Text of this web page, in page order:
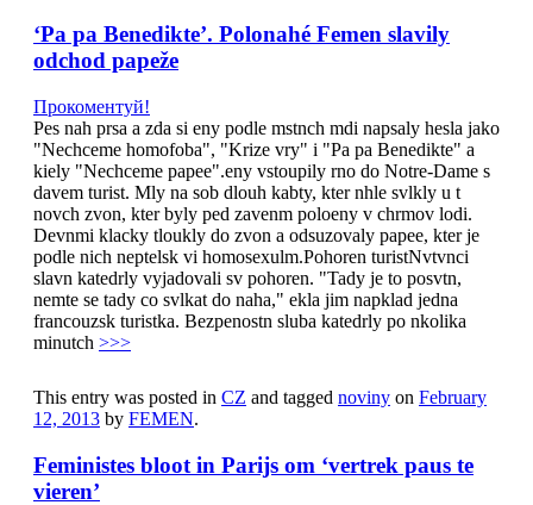
‘Pa pa Benedikte’. Polonahé Femen slavily
odchod papeže
Прокоментуй!
Pes nah prsa a zda si eny podle mstnch mdi napsaly hesla jako
"Nechceme homofoba", "Krize vry" i "Pa pa Benedikte" a
kiely "Nechceme papee".eny vstoupily rno do Notre-Dame s
davem turist. Mly na sob dlouh kabty, kter nhle svlkly u t
novch zvon, kter byly ped zavenm poloeny v chrmov lodi.
Devnmi klacky tloukly do zvon a odsuzovaly papee, kter je
podle nich neptelsk vi homosexulm.Pohoren turistNvtvnci
slavn katedrly vyjadovali sv pohoren. "Tady je to posvtn,
nemte se tady co svlkat do naha," ekla jim napklad jedna
francouzsk turistka. Bezpenostn sluba katedrly po nkolika
minutch >>>
This entry was posted in CZ and tagged noviny on February
12, 2013 by FEMEN.
Feministes bloot in Parijs om ‘vertrek paus te
vieren’